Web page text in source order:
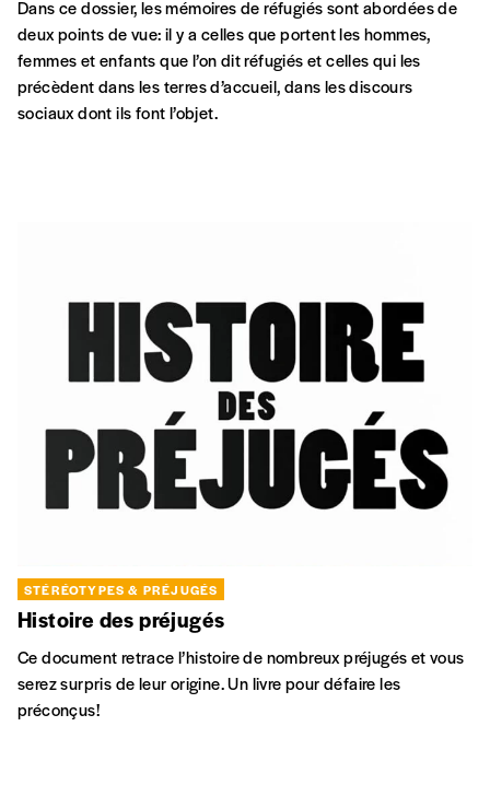
Dans ce dossier, les mémoires de réfugiés sont abordées de
deux points de vue: il y a celles que portent les hommes,
femmes et enfants que l’on dit réfugiés et celles qui les
précèdent dans les terres d’accueil, dans les discours
sociaux dont ils font l’objet.
STÉRÉOTYPES & PRÉJUGÉS
Histoire des préjugés
Ce document retrace l’histoire de nombreux préjugés et vous
serez surpris de leur origine. Un livre pour défaire les
préconçus!